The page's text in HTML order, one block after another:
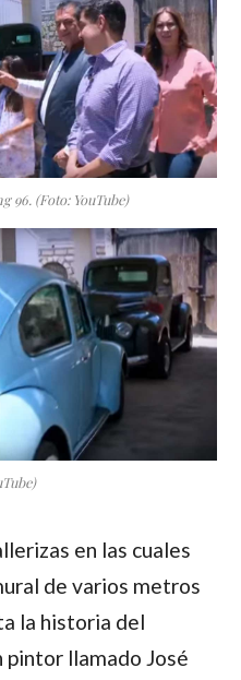
96. (Foto: YouTube)
en las cuales
de varios metros
la historia del
pintor llamado José